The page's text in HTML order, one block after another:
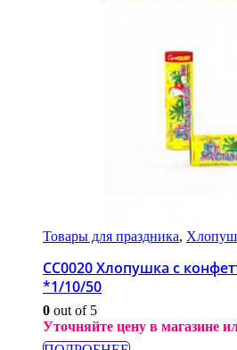
Товары для праздника,
СС0020 Хлопушка с
*1/10/50
0 out of 5
Уточняйте цену в магазине